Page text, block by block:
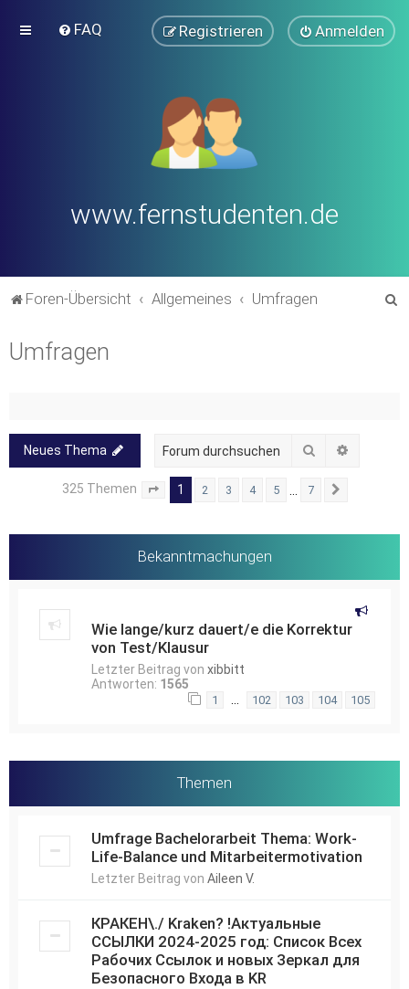
FAQ Anmelden
Registrieren
www.fernstudenten.de
Foren-Übersicht Allgemeines Umfragen
Umfragen
Neues Thema Suche
325 Themen Seite von 7
1 2 3 4 5 7
Bekanntmachungen
Wie lange/kurz dauert/e die Korrektur
von Test/Klausur
Letzter Beitrag von xibbitt
Antworten: 1565
1 … 102 103 104 105
Themen
Umfrage Bachelorarbeit Thema: Work-
Life-Balance und Mitarbeitermotivation
Letzter Beitrag von Aileen V.
КРАКЕН\./ Kraken? !Актуальные
ССЫЛКИ 2024-2025 год: Список Всех
Рабочих Ссылок и новых Зеркал для
Безопасного Входа в KR